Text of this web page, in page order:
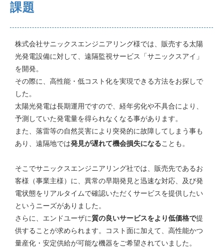
課題
株式会社サニックスエンジニアリング様では、販売する太陽
光発電設備に対して、遠隔監視サービス「サニックスアイ」
を開発。
その際に、高性能・低コスト化を実現できる方法をお探しで
した。
太陽光発電は長期運用ですので、経年劣化や不具合により、
予測していた発電量を得られなくなる事があります。
また、落雷等の自然災害により突発的に故障してしまう事も
あり、遠隔地では発見が遅れて機会損失になることも。
そこでサニックスエンジニアリング社では、販売先であるお
客様（事業主様）に、異常の早期発見と迅速な対応、及び発
電状態をリアルタイムで確認いただくサービスを提供したい
というニーズがありました。
さらに、エンドユーザに質の良いサービスをより低価格で提
供することが求められます。コスト面に加えて、高性能かつ
量産化・安定供給が可能な機器をご希望されていました。